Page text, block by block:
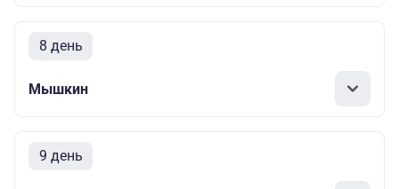
8 день
Мышкин
9 день